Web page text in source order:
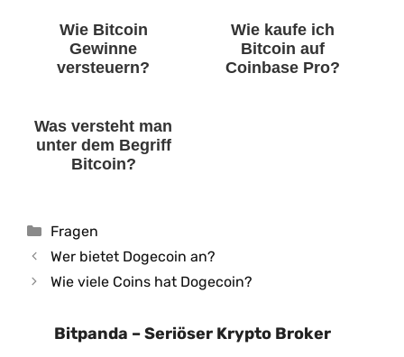
Wie Bitcoin
Gewinne
versteuern?
Wie kaufe ich
Bitcoin auf
Coinbase Pro?
Was versteht man
unter dem Begriff
Bitcoin?
Kategorien
Fragen
Wer bietet Dogecoin an?
Wie viele Coins hat Dogecoin?
Bitpanda – Seriöser Krypto Broker